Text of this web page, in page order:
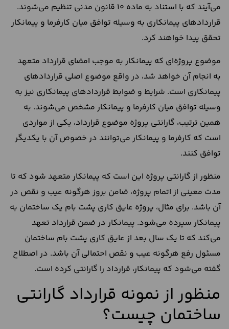
می‌آیند که با استناد به ماده 10 قانون مدنی تنظیم می‌شوند.
قراردادهای پیمانکاری به وسیله توافق میان کارفرما و پیمانکار
تحقق پیدا خواهند کرد.
موضوع پروژه‌ای که پیمانکار به موجب امضای قرارداد متعهد
به انجام آن خواهد شد، در واقع موضوع اصلی قراردادهای
پیمانکاری‌ است. شرایط و ضوابط قراردادهای پیمانکاری نیز به
وسیله توافق میان کارفرما و پیمانکار مشخص می‌شوند. به
همین ترتیب، گارانتی پروژه موضوع قرارداد، یکی از مواردی
است که کارفرما و پیمانکار می‌توانند در خصوص آن با یکدیگر
توافق کنند.
منظور از گارانتی پروژه این است که پیمانکار متعهد شود که تا
مدت معینی از اتمام پروژه، ضامن بروز هرگونه عیب و نقص در
آن باشد. برای مثال، پروژه عایق کاری پشت بام یک ساختمان به
پیمانکار سپرده می‌شود. پیمانکار در ضمن قرارداد تعهد
می‌کند که تا یک سال بعد از عایق کاری پشت بام ساختمان
مسئول رفع هرگونه عیب و نقص احتمالی آن باشد. در اصطلاح
گفته می‌شود که پیمانکار، قرارداد را گارانتی کرده است.
منظور از نمونه قرارداد گارانتی
ساختمان چیست؟